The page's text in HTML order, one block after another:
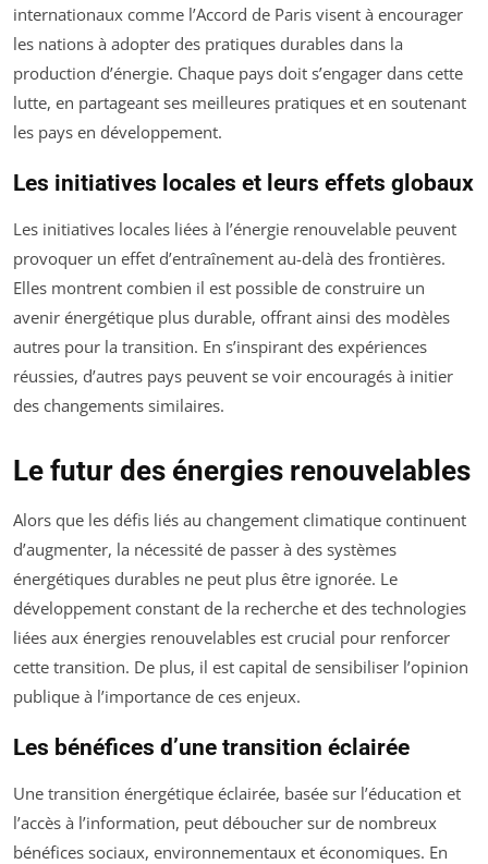
internationaux comme l’Accord de Paris visent à encourager
les nations à adopter des pratiques durables dans la
production d’énergie. Chaque pays doit s’engager dans cette
lutte, en partageant ses meilleures pratiques et en soutenant
les pays en développement.
Les initiatives locales et leurs effets globaux
Les initiatives locales liées à l’énergie renouvelable peuvent
provoquer un effet d’entraînement au-delà des frontières.
Elles montrent combien il est possible de construire un
avenir énergétique plus durable, offrant ainsi des modèles
autres pour la transition. En s’inspirant des expériences
réussies, d’autres pays peuvent se voir encouragés à initier
des changements similaires.
Le futur des énergies renouvelables
Alors que les défis liés au changement climatique continuent
d’augmenter, la nécessité de passer à des systèmes
énergétiques durables ne peut plus être ignorée. Le
développement constant de la recherche et des technologies
liées aux énergies renouvelables est crucial pour renforcer
cette transition. De plus, il est capital de sensibiliser l’opinion
publique à l’importance de ces enjeux.
Les bénéfices d’une transition éclairée
Une transition énergétique éclairée, basée sur l’éducation et
l’accès à l’information, peut déboucher sur de nombreux
bénéfices sociaux, environnementaux et économiques. En